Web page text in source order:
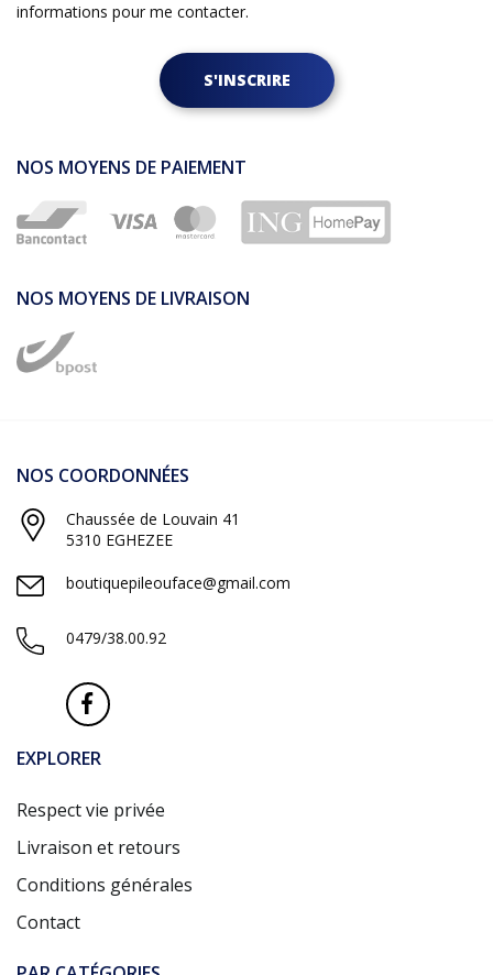
informations pour me contacter.
S'INSCRIRE
NOS MOYENS DE PAIEMENT
NOS MOYENS DE LIVRAISON
NOS COORDONNÉES
Chaussée de Louvain 41
5310 EGHEZEE
boutiquepileouface@gmail.com
0479/38.00.92
EXPLORER
Respect vie privée
Livraison et retours
Conditions générales
Contact